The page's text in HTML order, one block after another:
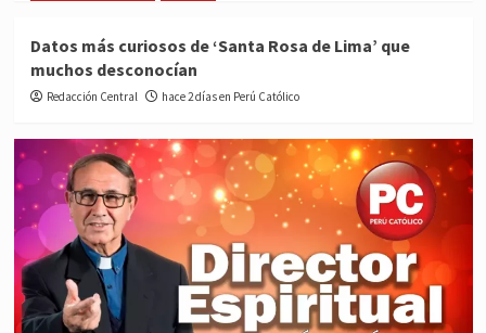
Datos más curiosos de ‘Santa Rosa de Lima’ que
muchos desconocían
Redacción Central hace 2 días en Perú Católico